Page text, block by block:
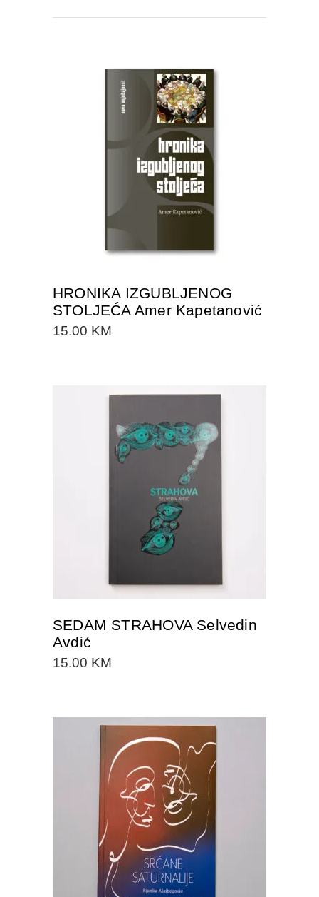
DODAJTE U KORPU
HRONIKA IZGUBLJENOG
STOLJEĆA Amer Kapetanović
15.00 KM
DODAJTE U KORPU
SEDAM STRAHOVA Selvedin
Avdić
15.00 KM
DODAJTE U KORPU